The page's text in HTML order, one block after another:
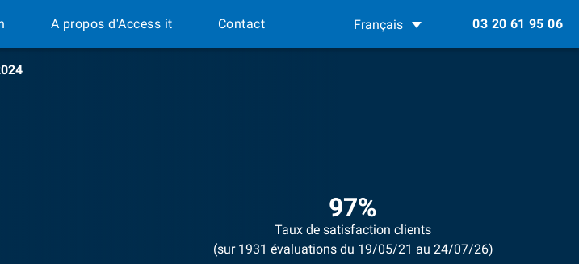
A propos d'Access it Contact 03 20 61 95 06
Français
97%
Taux de satisfaction clients
(sur 1931 évaluations du 19/05/21 au 24/07/26)